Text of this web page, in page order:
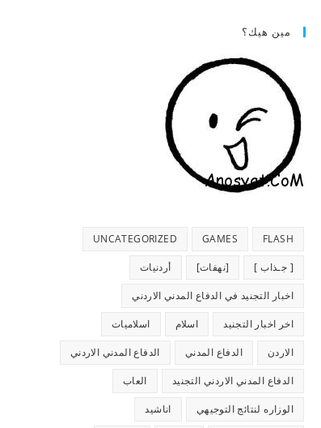
مين هيك؟
FLASH
GAMES
UNCATEGORIZED
[ جـذاب ] [نهفات] أردنيات
اخبار التجنيد في الدفاع المدني الاردني
اخر اخبار التجنيد اسلام اسلاميات
الاردن الدفاع المدني الدفاع المدني الاردني
الدفاع المدني الاردني التجنيد العاب
الوزاره لنتائج التوجيهي اناشيد